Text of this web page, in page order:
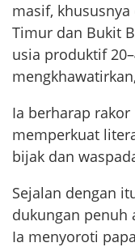
masif,
Timur dan Bukit
usia produktif
Ia berharap
memperkuat
bijak dan
Sejalan dengan
dukungan penuh
Ia menyoroti